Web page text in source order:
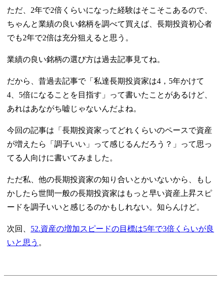
ただ、2年で2倍くらいになった経験はそこそこあるので、
ちゃんと業績の良い銘柄を調べて買えば、長期投資初心者
でも2年で2倍は充分狙えると思う。
業績の良い銘柄の選び方は過去記事見てね。
だから、昔過去記事で「私達長期投資家は4，5年かけて
4、5倍になることを目指す」って書いたことがあるけど、
あれはあながち嘘じゃないんだよね。
今回の記事は「長期投資家ってどれくらいのペースで資産
が増えたら「調子いい」って感じるんだろう？」って思っ
てる人向けに書いてみました。
ただ私、他の長期投資家の知り合いとかいないから、もし
かしたら世間一般の長期投資家はもっと早い資産上昇スピ
ードを調子いいと感じるのかもしれない。知らんけど。
次回、 52.資産の増加スピードの目標は5年で3倍くらいが良
いと思う 。